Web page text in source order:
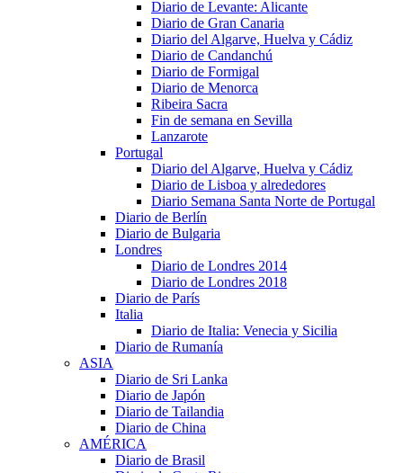
Diario de Levante: Alicante
Diario de Gran Canaria
Diario del Algarve, Huelva y Cádiz
Diario de Candanchú
Diario de Formigal
Diario de Menorca
Ribeira Sacra
Fin de semana en Sevilla
Lanzarote
Portugal
Diario del Algarve, Huelva y Cádiz
Diario de Lisboa y alrededores
Diario Semana Santa Norte de Portugal
Diario de Berlín
Diario de Bulgaria
Londres
Diario de Londres 2014
Diario de Londres 2018
Diario de París
Italia
Diario de Italia: Venecia y Sicilia
Diario de Rumanía
ASIA
Diario de Sri Lanka
Diario de Japón
Diario de Tailandia
Diario de China
AMÉRICA
Diario de Brasil